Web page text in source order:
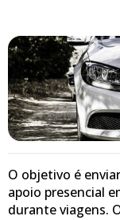
O objetivo é
apoio presencial
durante viagens.